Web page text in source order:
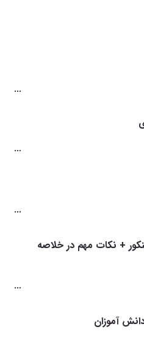
+ نکات مهم در خلاصه
آموزان